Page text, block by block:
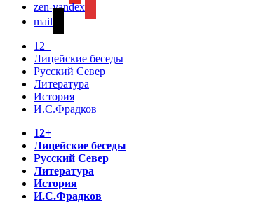
zen-yandex
mail
12+
Лицейские беседы
Русский Север
Литература
История
И.С.Фрадков
12+
Лицейские беседы
Русский Север
Литература
История
И.С.Фрадков